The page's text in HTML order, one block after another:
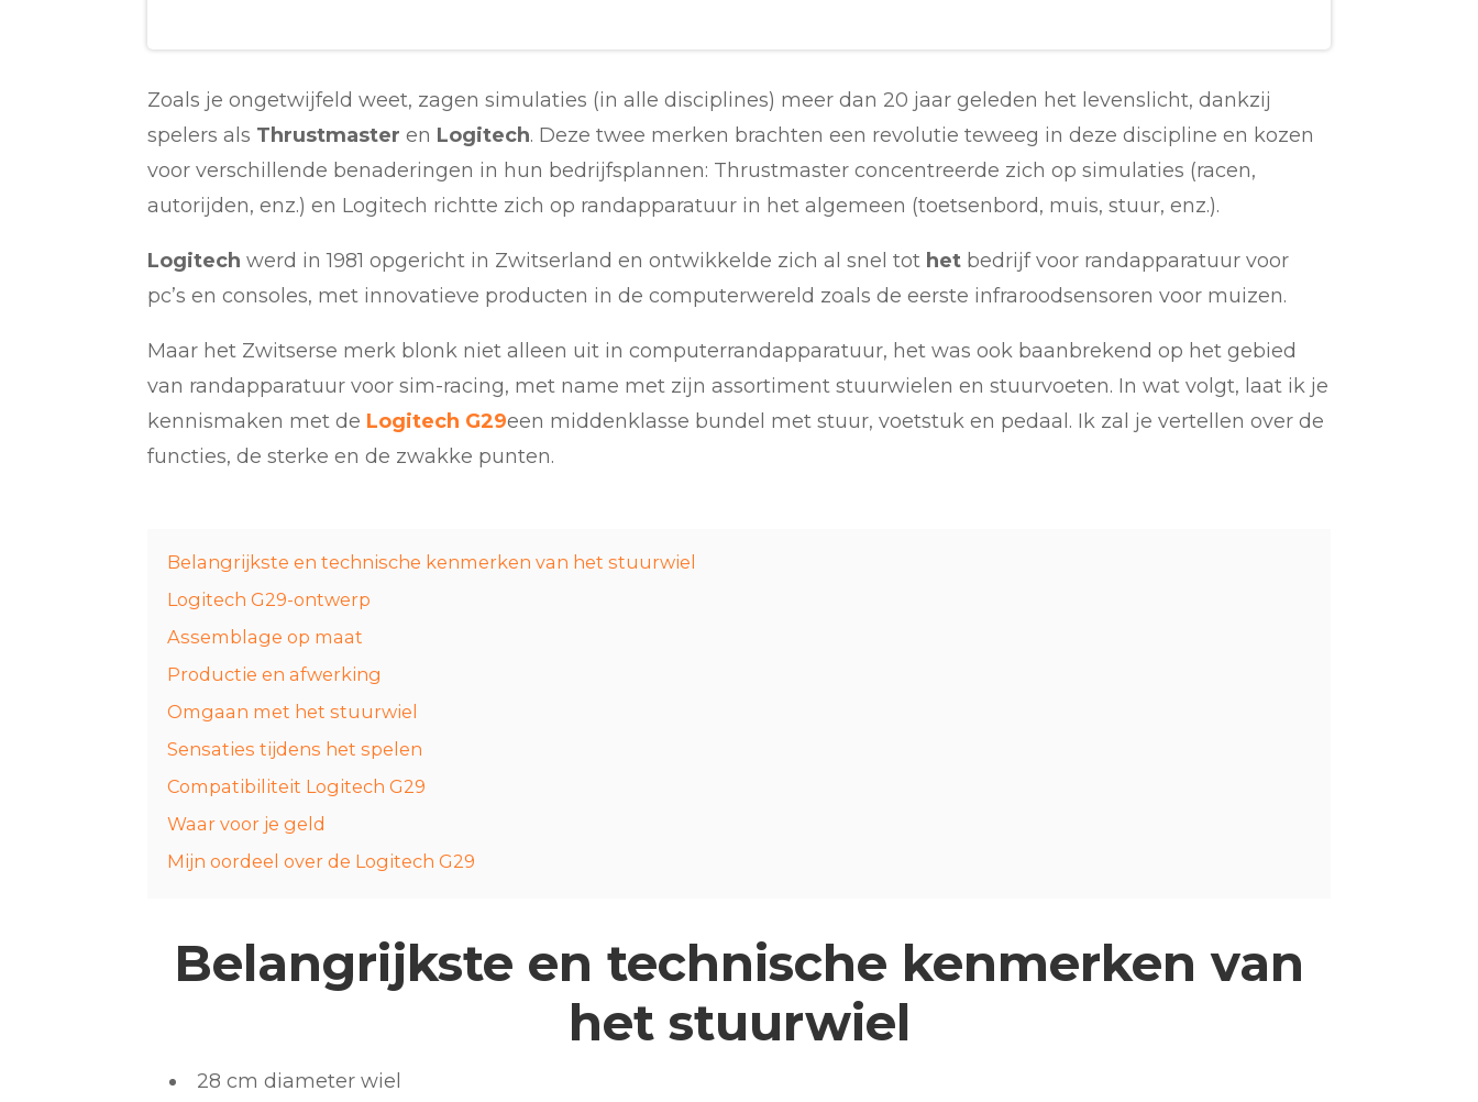
Zoals je ongetwijfeld weet, zagen simulaties (in alle disciplines) meer dan 20 jaar geleden het levenslicht, dankzij
spelers als Thrustmaster en Logitech. Deze twee merken brachten een revolutie teweeg in deze discipline en kozen
voor verschillende benaderingen in hun bedrijfsplannen: Thrustmaster concentreerde zich op simulaties (racen,
autorijden, enz.) en Logitech richtte zich op randapparatuur in het algemeen (toetsenbord, muis, stuur, enz.).
Logitech werd in 1981 opgericht in Zwitserland en ontwikkelde zich al snel tot het bedrijf voor randapparatuur voor
pc’s en consoles, met innovatieve producten in de computerwereld zoals de eerste infraroodsensoren voor muizen.
Maar het Zwitserse merk blonk niet alleen uit in computerrandapparatuur, het was ook baanbrekend op het gebied
van randapparatuur voor sim-racing, met name met zijn assortiment stuurwielen en stuurvoeten. In wat volgt, laat ik je
kennismaken met de Logitech G29een middenklasse bundel met stuur, voetstuk en pedaal. Ik zal je vertellen over de
functies, de sterke en de zwakke punten.
Belangrijkste en technische kenmerken van het stuurwiel
Logitech G29-ontwerp
Assemblage op maat
Productie en afwerking
Omgaan met het stuurwiel
Sensaties tijdens het spelen
Compatibiliteit Logitech G29
Waar voor je geld
Mijn oordeel over de Logitech G29
Belangrijkste en technische kenmerken van
het stuurwiel
28 cm diameter wiel